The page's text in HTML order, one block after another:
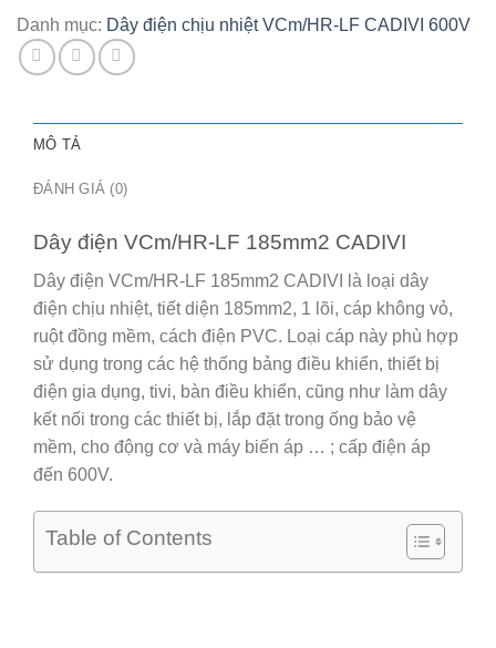
Danh mục: Dây điện chịu nhiệt VCm/HR-LF CADIVI 600V
MÔ TẢ
ĐÁNH GIÁ (0)
Dây điện VCm/HR-LF 185mm2 CADIVI
Dây điện VCm/HR-LF 185mm2 CADIVI
là loại dây
điện chịu nhiệt, tiết diện 185mm2, 1 lõi, cáp không vỏ,
ruột đồng mềm, cách điện PVC. Loại cáp này phù hợp
sử dụng trong các hệ thống bảng điều khiển, thiết bị
điện gia dụng, tivi, bàn điều khiển, cũng như làm dây
kết nối trong các thiết bị, lắp đặt trong ống bảo vệ
mềm, cho động cơ và máy biến áp … ; cấp điện áp
đến 600V.
Table of Contents